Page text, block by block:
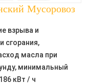
Мусоровоз
взрыва и
сгорания,
масла при
минимальный
кВт / ч